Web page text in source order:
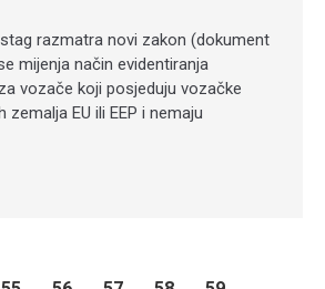
razmatra novi zakon (dokument
mijenja način evidentiranja
vozače koji posjeduju vozačke
zemalja EU ili EEP i nemaju